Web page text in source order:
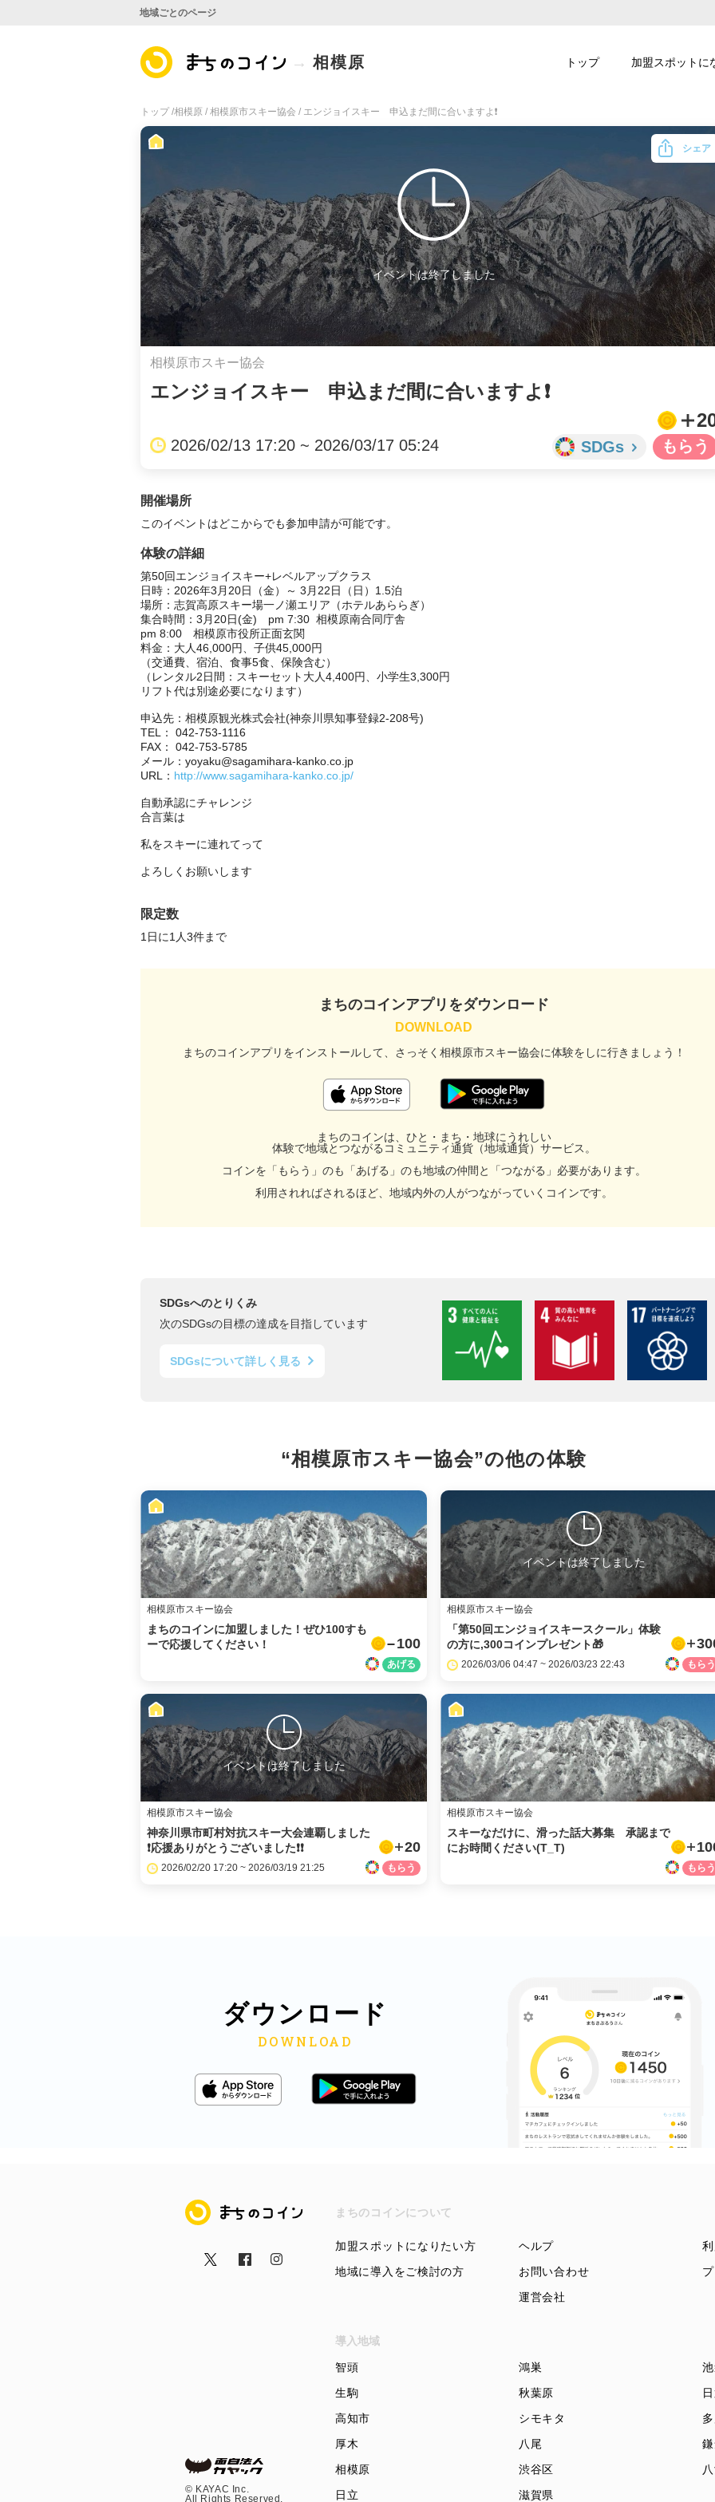
トップ /相模原 / 相模原市スキー協会 / エンジョイスキー 申込まだ間に合いますよ❗️
イベントは終了しました
相模原市スキー協会
エンジョイスキー 申込まだ間に合いますよ❗️
2026/02/13 17:20 ~ 2026/03/17 05:24 SDGs
シェア
facebook
URLをコピー
開催場所
このイベントはどこからでも参加申請が可能です。
体験の詳細
第50回エンジョイスキー+レベルアップクラス
日時：2026年3月20日（金）～ 3月22日（日）1.5泊
場所：志賀高原スキー場一ノ瀬エリア（ホテルあららぎ）
集合時間：3月20日(金)	pm 7:30  相模原南合同庁舎
pm 8:00　相模原市役所正面玄関
料金：大人46,000円、子供45,000円
（交通費、宿泊、食事5食、保険含む）
（レンタル2日間：スキーセット大人4,400円、小学生3,300円
リフト代は別途必要になります）
申込先：相模原観光株式会社(神奈川県知事登録2-208号)
TEL： 042-753-1116
FAX： 042-753-5785
メール：yoyaku@sagamihara-kanko.co.jp
URL： http://www.sagamihara-kanko.co.jp/
自動承認にチャレンジ
合言葉は
私をスキーに連れてって
よろしくお願いします
限定数
1日に1人3件まで
まちのコインアプリをダウンロード
まちのコインアプリをインストールして、 さっそく相模原市スキー協会に体験をしに行きましょう！
まちのコインは、ひと・まち・地球にうれしい
体験で地域とつながるコミュニティ通貨（地域通貨）サービス。
コインを「もらう」のも「あげる」のも地域の仲間と「つながる」必要があります。
利用されればされるほど、地域内外の人がつながっていくコインです。
SDGsへのとりくみ
次のSDGsの目標の達成を目指しています
SDGsについて詳しく見る
“相模原市スキー協会”の他の体験
相模原市スキー協会
まちのコインに加盟しました！ぜひ100すも
ーで応援してください！
100
イベントは終了しました
相模原市スキー協会
「第50回エンジョイスキースクール」体験
の方に,300コインプレゼント🎁
2026/03/06 04:47 ~ 2026/03/23 22:43
イベントは終了しました
相模原市スキー協会
神奈川県市町村対抗スキー大会連覇しました
❗️応援ありがとうございました❗️❗️
20
2026/02/20 17:20 ~ 2026/03/19 21:25
相模原市スキー協会
スキーなだけに、滑った話大募集 承認まで
にお時間ください(T_T)
ダウンロード
まちのコイン まちのコインについて
加盟スポットになりたい方
地域に導入をご検討の方
ヘルプ
お問い合わせ
運営会社
©︎ KAYAC Inc.
All Rights Reserved.
導入地域
智頭 鴻巣
生駒
秋葉原
高知市
シモキタ
厚木
八尾
相模原
渋谷区
日立
滋賀県
地域ごとのページ
トップ 加盟スポットに
相模原